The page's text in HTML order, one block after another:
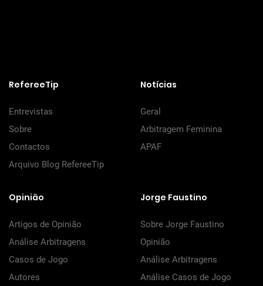
RefereeTip
Entrevistas
Sobre
Contactos
Arquivo Blog RefereeTip
Notícias
Geral
Arbitragem Feminina
APAF
Opinião
Artigos de Opinião
Análise Arbitragens
Casos de Jogo
Autores
Jorge Faustino
Sobre Jorge Faustino
Opinião
Análise Arbitragens
Análise Casos de Jogo